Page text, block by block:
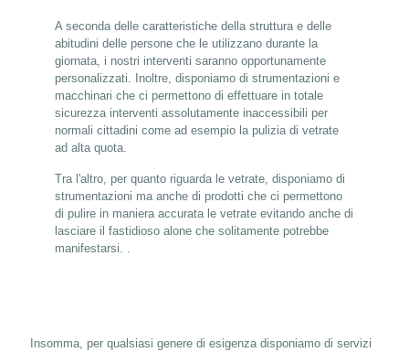
A seconda delle caratteristiche della struttura e delle
abitudini delle persone che le utilizzano durante la
giornata, i nostri interventi saranno opportunamente
personalizzati. Inoltre, disponiamo di strumentazioni e
macchinari che ci permettono di effettuare in totale
sicurezza interventi assolutamente inaccessibili per
normali cittadini come ad esempio la pulizia di vetrate
ad alta quota.
Tra l'altro, per quanto riguarda le vetrate, disponiamo di
strumentazioni ma anche di prodotti che ci permettono
di pulire in maniera accurata le vetrate evitando anche di
lasciare il fastidioso alone che solitamente potrebbe
manifestarsi. .
Insomma, per qualsiasi genere di esigenza disponiamo di servizi